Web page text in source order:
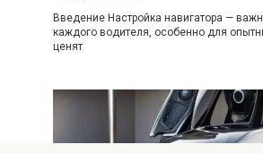
Введение Настройка навигатора —
каждого водителя, особенно для
ценят